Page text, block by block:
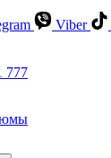
Viber
777